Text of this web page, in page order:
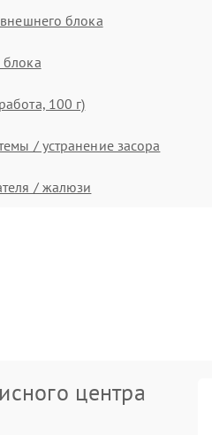
блока
100 г)
/ устранение засора
/ жалюзи
центра